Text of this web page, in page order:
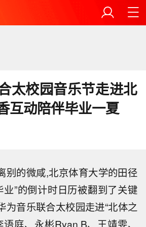
太校园音乐节走进北
互动陪伴毕业一夏
别的微咸,北京体育大学的田径
业”的倒计时日历被翻到了关键
为音乐联合太校园走进“北体之